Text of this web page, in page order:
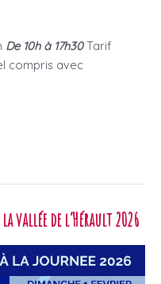
De 10h à 17h30Tarif
compris avec
vallée de l’Hérault 2026